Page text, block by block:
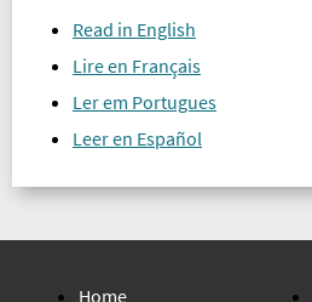
Read in English
Lire en Français
Ler em Portugues
Leer en Español
Home